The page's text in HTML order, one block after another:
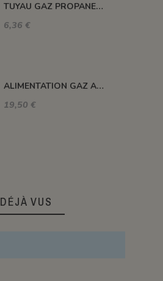
TUYAU GAZ PROPANE 20 BARS MAXI. DIAM. 8MM LE ML
6,36 €
ALIMENTATION GAZ A 90°C
19,50 €
DÉJÀ VUS